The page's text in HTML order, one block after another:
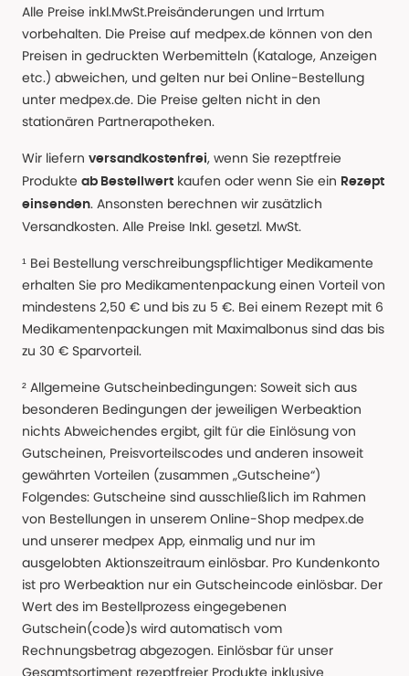
Alle Preise inkl.MwSt.Preisänderungen und Irrtum
vorbehalten. Die Preise auf medpex.de können von den
Preisen in gedruckten Werbemitteln (Kataloge, Anzeigen
etc.) abweichen, und gelten nur bei Online-Bestellung
unter medpex.de. Die Preise gelten nicht in den
stationären Partnerapotheken.
Wir liefern versandkostenfrei, wenn Sie rezeptfreie
Produkte ab Bestellwert kaufen oder wenn Sie ein Rezept
einsenden. Ansonsten berechnen wir zusätzlich
Versandkosten. Alle Preise Inkl. gesetzl. MwSt.
¹ Bei Bestellung verschreibungspflichtiger Medikamente
erhalten Sie pro Medikamentenpackung einen Vorteil von
mindestens 2,50 € und bis zu 5 €. Bei einem Rezept mit 6
Medikamentenpackungen mit Maximalbonus sind das bis
zu 30 € Sparvorteil.
² Allgemeine Gutscheinbedingungen: Soweit sich aus
besonderen Bedingungen der jeweiligen Werbeaktion
nichts Abweichendes ergibt, gilt für die Einlösung von
Gutscheinen, Preisvorteilscodes und anderen insoweit
gewährten Vorteilen (zusammen „Gutscheine“)
Folgendes: Gutscheine sind ausschließlich im Rahmen
von Bestellungen in unserem Online-Shop medpex.de
und unserer medpex App, einmalig und nur im
ausgelobten Aktionszeitraum einlösbar. Pro Kundenkonto
ist pro Werbeaktion nur ein Gutscheincode einlösbar. Der
Wert des im Bestellprozess eingegebenen
Gutschein(code)s wird automatisch vom
Rechnungsbetrag abgezogen. Einlösbar für unser